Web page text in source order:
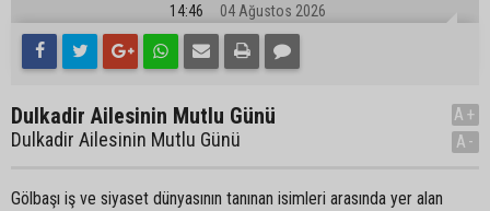
14:46 04 Ağustos 2026
Dulkadir Ailesinin Mutlu Günü
Dulkadir Ailesinin Mutlu Günü
A+
A-
Gölbaşı iş ve siyaset dünyasının tanınan isimleri arasında yer alan